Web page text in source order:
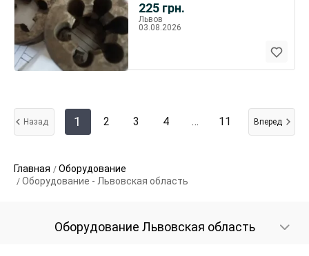
225 грн.
Львов
03.08.2026
Назад 1 2 3 4 … 11 Вперед
Главная
Оборудование
Оборудование - Львовская область
Оборудование Львовская область